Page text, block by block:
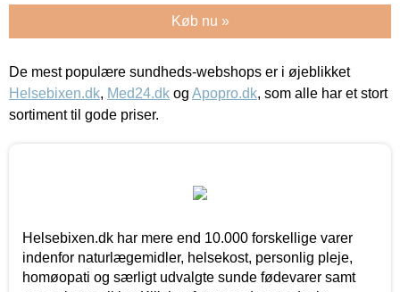
Køb nu »
De mest populære sundheds-webshops er i øjeblikket
Helsebixen.dk, Med24.dk og Apopro.dk, som alle har et stort
sortiment til gode priser.
Helsebixen.dk har mere end 10.000 forskellige varer
indenfor naturlægemidler, helsekost, personlig pleje,
homøopati og særligt udvalgte sunde fødevarer samt